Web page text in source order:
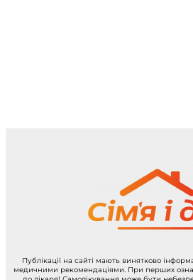
Публікації на сайті мають винятково
медичними рекомендаціями. При перших